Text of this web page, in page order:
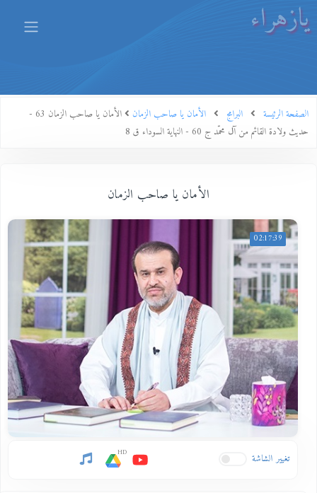
يازهراء
الصفحة الرئيسة البرامج الأمان يا صاحب الزمان
الأمان يا صاحب الزمان 63 -
حديث ولادة القائم من آل محمّد ج 60 - النهاية السوداء ق 8
الأمان يا صاحب الزمان
02:17:39
تغيير الشاشة HD